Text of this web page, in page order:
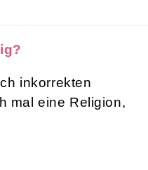
inkorrekten
mal eine Religion,